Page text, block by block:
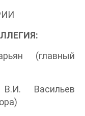
(главный
Васильев